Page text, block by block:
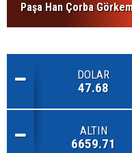
Paşa Han Çorba
DOLAR
47.68
ALTIN
6659.71